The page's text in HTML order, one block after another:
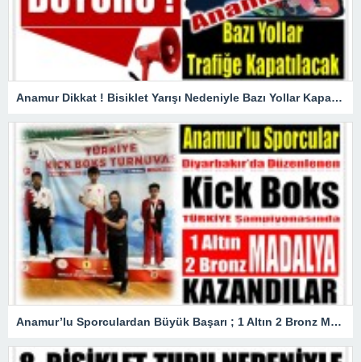
Anamur Dikkat ! Bisiklet Yarışı Nedeniyle Bazı Yollar Kapanacak
Anamur’lu Sporculardan Büyük Başarı ; 1 Altın 2 Bronz Madalya Kazandılar